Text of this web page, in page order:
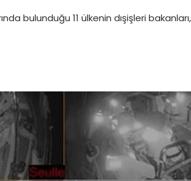
bulunduğu 11 ülkenin dışişleri